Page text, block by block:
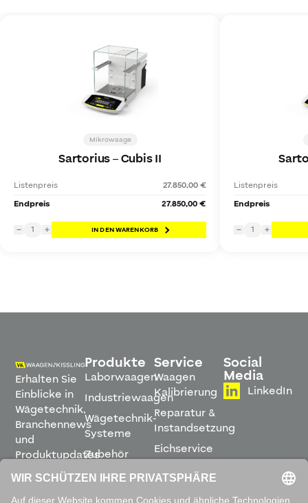
Mikrowaage
Sartorius–Cubis II
Listenpreis
27.850,00 €
Endpreis
27.850,00 €
− 1 + IN DEN WARENKORB
Listenpreis
Endpreis
− 1 +
Erhalten Sie
Einblicke in
Wägetechnik,
Branchennews
und
Produktupdates
direkt in
Ihren
Produkte
Laborwaagen
Industriewaagen
Wägetechnik-
Systeme
Zubehör
Software
Service
Waagen
Kalibrierung
Reparatur &
Instandsetzung
Eichservice
Montage &
Inbetriebnahme
Social
Media
LinkedIn